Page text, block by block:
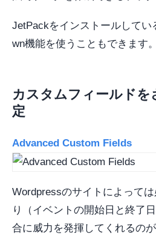
JetPackをインストールしてい
wn機能を使うこともできます。
カスタムフィールドを
定
Advanced Custom Fields
Wordpressのサイトによって
り（イベントの開始日と終了
合に威力を発揮してくれるの